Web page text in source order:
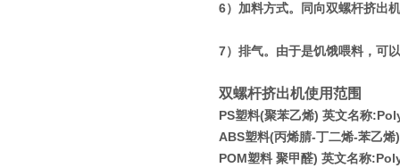
6）加料方式。同向双螺杆挤出
7）排气。由于是饥饿喂料，可
双螺杆挤出机使用范围
PS塑料(聚苯乙烯) 英文名称
ABS塑料(丙烯腈-丁二烯-苯乙烯)
POM塑料 聚甲醛) 英文名称